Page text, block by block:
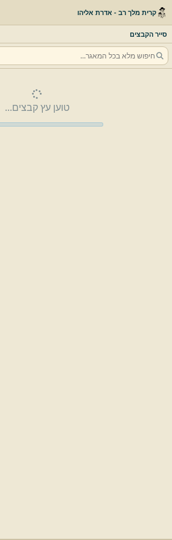
קרית מלך רב - אדרת אליהו
סייר הקבצים
טוען עץ קבצים...